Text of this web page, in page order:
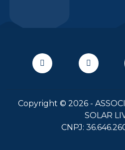
Copyright © 2026 -
SOLAR
CNPJ: